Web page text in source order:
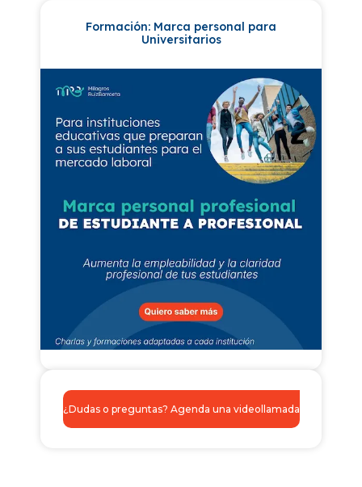
Formación: Marca personal para
Universitarios
¿Dudas o preguntas? Agenda una videollamada